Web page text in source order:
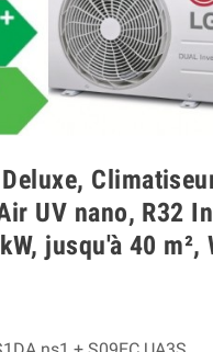
UV nano, R32
jusqu'à 40 m²,